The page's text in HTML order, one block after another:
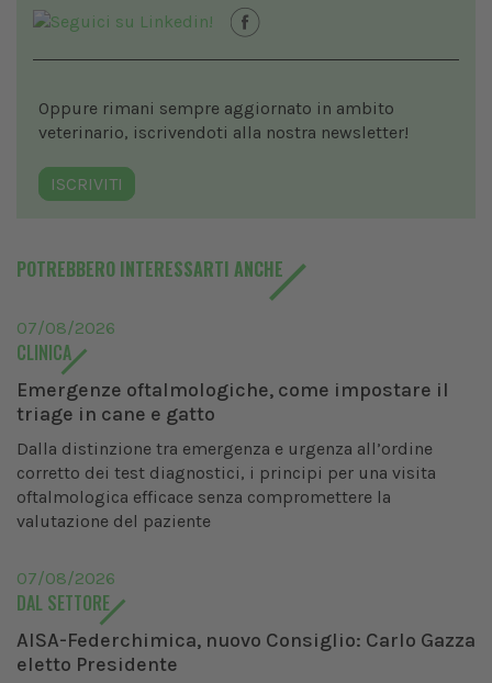
Oppure rimani sempre aggiornato in ambito
veterinario, iscrivendoti alla nostra newsletter!
ISCRIVITI
POTREBBERO INTERESSARTI ANCHE
07/08/2026
CLINICA
Emergenze oftalmologiche, come impostare il
triage in cane e gatto
Dalla distinzione tra emergenza e urgenza all’ordine
corretto dei test diagnostici, i principi per una visita
oftalmologica efficace senza compromettere la
valutazione del paziente
07/08/2026
DAL SETTORE
AISA-Federchimica, nuovo Consiglio: Carlo Gazza
eletto Presidente